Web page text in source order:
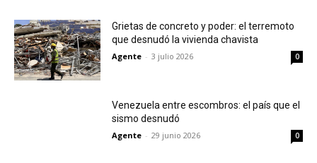
Grietas de concreto y poder: el terremoto
que desnudó la vivienda chavista
Agente - 3 julio 2026 0
Venezuela entre escombros: el país que el
sismo desnudó
Agente - 29 junio 2026 0